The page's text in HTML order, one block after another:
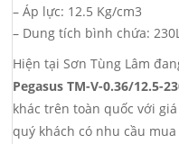
– Áp lực: 12.5 Kg/cm3
– Dung tích bình chứa:
Hiện tại Sơn Tùng Lâm
Pegasus TM-V-0.36/12.5-
khác trên toàn quốc với
quý khách có nhu cầu mua